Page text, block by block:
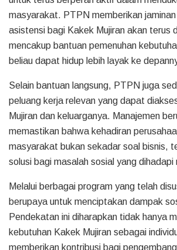
masyarakat. PTPN memberikan
asistensi bagi Kakek Mujiran akan terus
mencakup bantuan pemenuhan
beliau dapat hidup lebih layak ke
Selain bantuan langsung, PTPN juga
peluang kerja relevan yang dapat
Mujiran dan keluarganya. Manajemen
memastikan bahwa kehadiran
masyarakat bukan sekadar soal bisnis,
solusi bagi masalah sosial yang
Melalui berbagai program yang telah
berupaya untuk menciptakan dampak
Pendekatan ini diharapkan tidak hanya
kebutuhan Kakek Mujiran sebagai
memberikan kontribusi bagi